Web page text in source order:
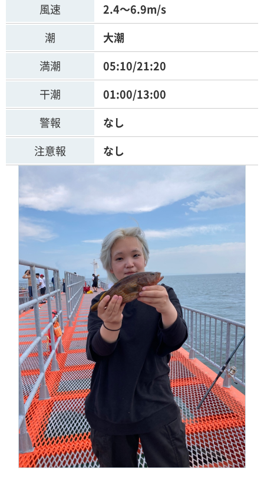
風速
2.4～6.9m/s
潮
大潮
満潮
05:10/21:20
干潮
01:00/13:00
警報
なし
注意報
なし